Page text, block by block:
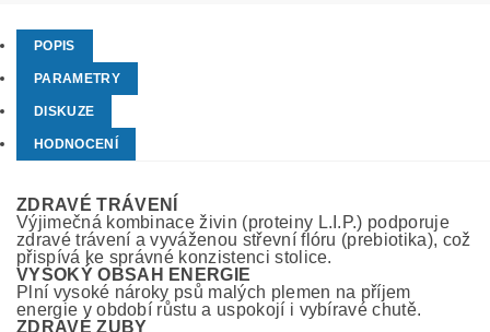
POPIS
PARAMETRY
DISKUZE
HODNOCENÍ
ZDRAVÉ TRÁVENÍ
Výjimečná kombinace živin (proteiny L.I.P.) podporuje
zdravé trávení a vyváženou střevní flóru (prebiotika), což
přispívá ke správné konzistenci stolice.
VYSOKÝ OBSAH ENERGIE
Plní vysoké nároky psů malých plemen na příjem
energie v období růstu a uspokojí i vybíravé chutě.
ZDRAVÉ ZUBY